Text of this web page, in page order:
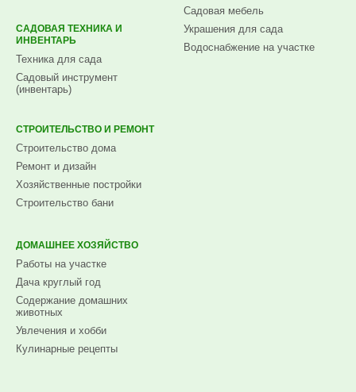
САДОВАЯ ТЕХНИКА И
ИНВЕНТАРЬ
Техника для сада
Садовый инструмент
(инвентарь)
Садовая мебель
Украшения для сада
Водоснабжение на участке
СТРОИТЕЛЬСТВО И РЕМОНТ
Строительство дома
Ремонт и дизайн
Хозяйственные постройки
Строительство бани
ДОМАШНЕЕ ХОЗЯЙСТВО
Работы на участке
Дача круглый год
Содержание домашних
животных
Увлечения и хобби
Кулинарные рецепты